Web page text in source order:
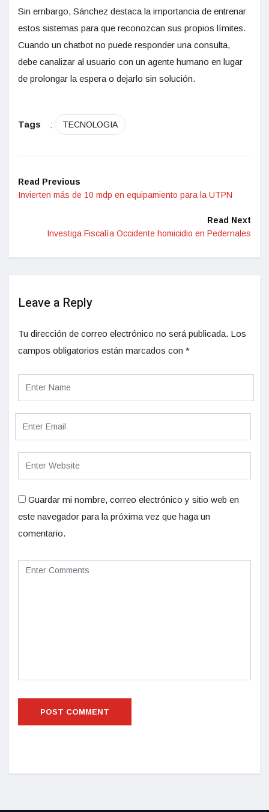
Sin embargo, Sánchez destaca la importancia de entrenar
estos sistemas para que reconozcan sus propios límites.
Cuando un chatbot no puede responder una consulta,
debe canalizar al usuario con un agente humano en lugar
de prolongar la espera o dejarlo sin solución.
Tags : TECNOLOGIA
Read Previous
Invierten más de 10 mdp en equipamiento para la UTPN
Read Next
Investiga Fiscalía Occidente homicidio en Pedernales
Leave a Reply
Tu dirección de correo electrónico no será publicada. Los
campos obligatorios están marcados con *
Guardar mi nombre, correo electrónico y sitio web en
este navegador para la próxima vez que haga un
comentario.